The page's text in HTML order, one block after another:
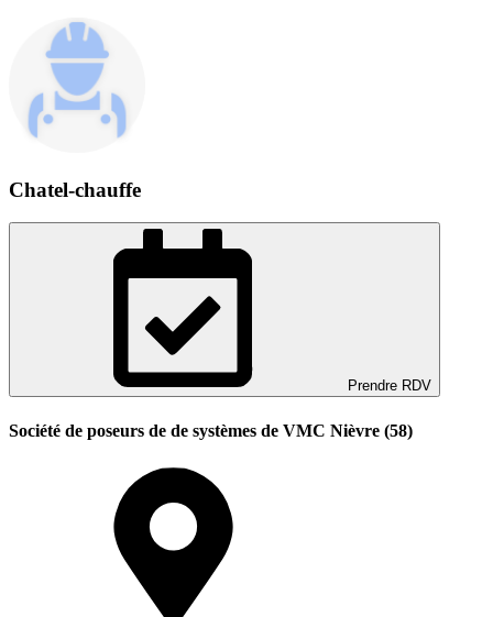
Chatel-chauffe
Prendre RDV
Société de poseurs de de systèmes de VMC Nièvre (58)